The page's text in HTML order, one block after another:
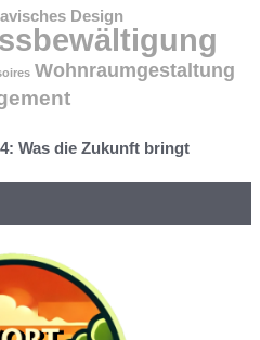
Design
Wohnraumgestaltung
Was die Zukunft bringt